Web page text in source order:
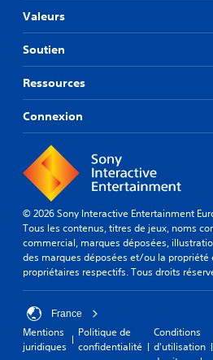
Valeurs
Soutien
Ressources
Connexion
© 2026 Sony Interactive Entertainment
Tous les contenus, titres de jeux, noms
commercial, marques déposées,
des marques déposées et/ou la propriété
propriétaires respectifs. Tous droits
France
Mentions
juridiques
Politique de
confidentialité
Conditions
d'utilisation